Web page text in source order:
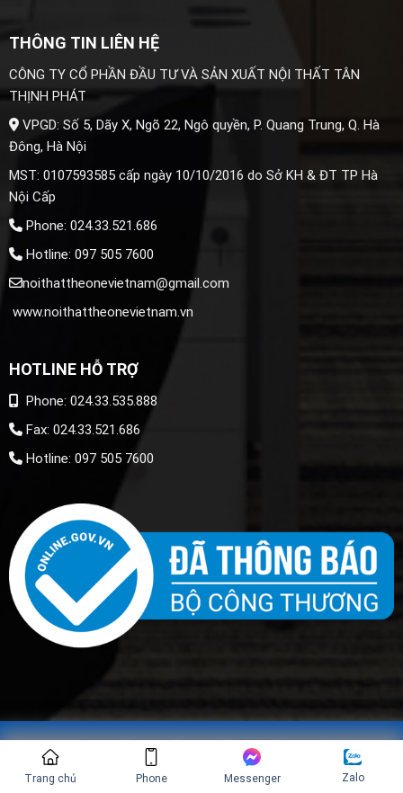
THÔNG TIN LIÊN HỆ
CÔNG TY CỔ PHẦN ĐẦU TƯ VÀ SẢN XUẤT NỘI THẤT TÂN
THỊNH PHÁT
VPGD: Số 5, Dãy X, Ngõ 22, Ngô quyền, P. Quang Trung, Q. Hà
Đông, Hà Nội
MST: 0107593585 cấp ngày 10/10/2016 do Sở KH & ĐT TP Hà
Nội Cấp
Phone: 024.33.521.686
Hotline: 097 505 7600
noithattheonevietnam@gmail.com
www.noithattheonevietnam.vn
HOTLINE HỖ TRỢ
Phone: 024.33.535.888
Fax: 024.33.521.686
Hotline: 097 505 7600
Copyright © 2022 Nội Thất Tân Thịnh Phát. All rights reserved.
Trang chủ Phone Messenger Zalo